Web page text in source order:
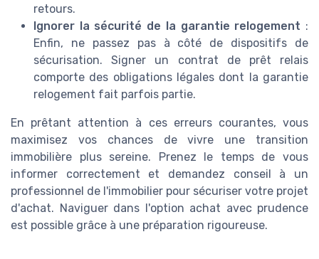
retours.
Ignorer la sécurité de la garantie relogement :
Enfin, ne passez pas à côté de dispositifs de
sécurisation. Signer un contrat de prêt relais
comporte des obligations légales dont la garantie
relogement fait parfois partie.
En prêtant attention à ces erreurs courantes, vous
maximisez vos chances de vivre une transition
immobilière plus sereine. Prenez le temps de vous
informer correctement et demandez conseil à un
professionnel de l'immobilier pour sécuriser votre projet
d'achat. Naviguer dans l'option achat avec prudence
est possible grâce à une préparation rigoureuse.